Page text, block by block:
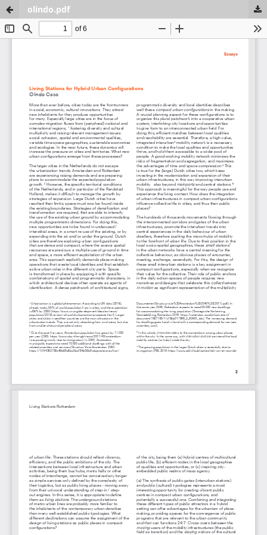
olindo.pdf